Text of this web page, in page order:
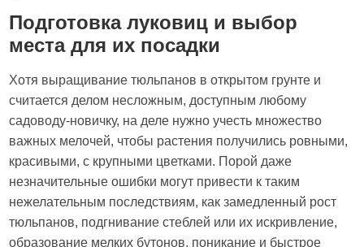
Подготовка луковиц и выбор
места для их посадки
Хотя выращивание тюльпанов в открытом грунте и
считается делом несложным, доступным любому
садоводу-новичку, на деле нужно учесть множество
важных мелочей, чтобы растения получились ровными,
красивыми, с крупными цветками. Порой даже
незначительные ошибки могут привести к таким
нежелательным последствиям, как замедленный рост
тюльпанов, подгнивание стеблей или их искривление,
образование мелких бутонов, поникание и быстрое